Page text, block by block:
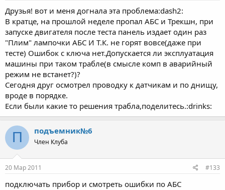
Друзья! вот и меня догнала эта проблема:dash2:
В кратце, на прошлой неделе пропал АБС и Трекшн, при
запуске двигателя после теста панель издает один раз
"Плим" лампочки АБС И Т.К. не горят вовсе(даже при
тесте) Ошибок с ключа нет.Допускается ли эксплуатация
машины при таком трабле(в смысле комп в аварийный
режим не встанет?)?
Сегодня друг осмотрел проводку к датчикам и по днищу,
вроде в порядке.
Если были какие то решения трабла,поделитесь.:drinks:
П подъемник№6
Член Клуба
20 Мар 2011 #133
подключать прибор и смотреть ошибки по АБС